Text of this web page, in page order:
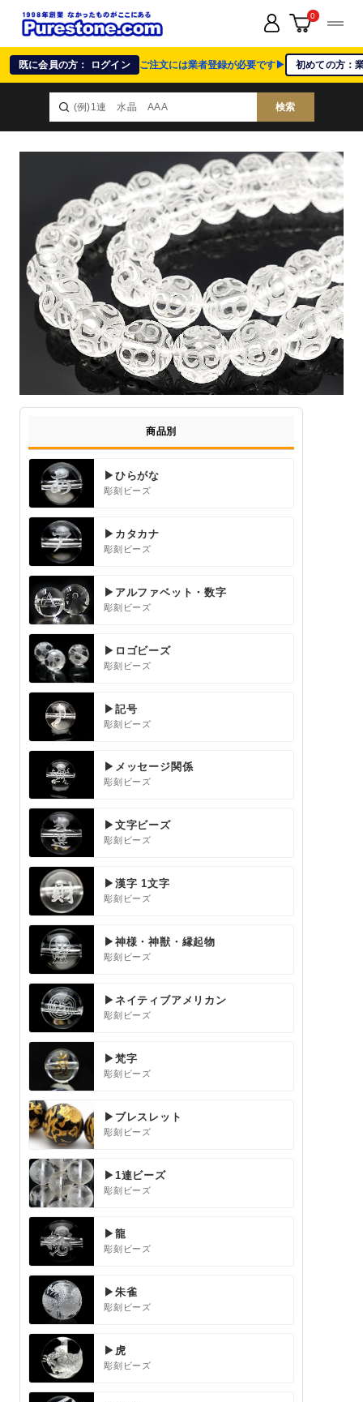
既に会員の方： ログイン ご注文には業者登録が必要です▶ 初めての方：
検索
0
商品別
▶ひらがな
彫刻ビーズ
▶カタカナ
彫刻ビーズ
▶アルファベット・数字
彫刻ビーズ
▶ロゴビーズ
彫刻ビーズ
▶記号
彫刻ビーズ
▶メッセージ関係
彫刻ビーズ
▶文字ビーズ
彫刻ビーズ
▶漢字 1文字
彫刻ビーズ
▶神様・神獣・縁起物
彫刻ビーズ
▶ネイティブアメリカン
彫刻ビーズ
▶梵字
彫刻ビーズ
▶ブレスレット
彫刻ビーズ
▶1連ビーズ
彫刻ビーズ
▶龍
彫刻ビーズ
▶朱雀
彫刻ビーズ
▶虎
彫刻ビーズ